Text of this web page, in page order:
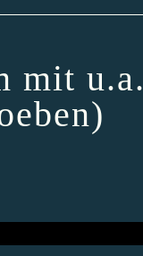
mit u.a.